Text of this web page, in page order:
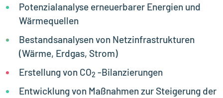
Potenzialanalyse erneuerbarer Energien und
Wärmequellen
Bestandsanalysen von Netzinfrastrukturen
(Wärme, Erdgas, Strom)
Erstellung von CO2 -Bilanzierungen
Entwicklung von Maßnahmen zur Steigerung der